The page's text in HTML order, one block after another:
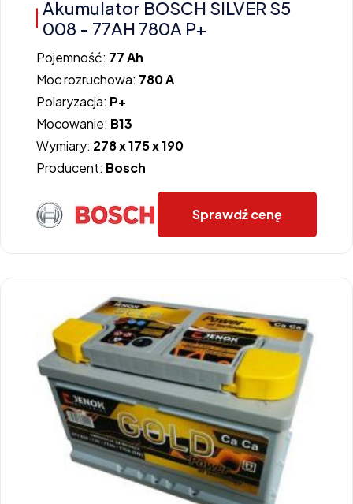
Akumulator BOSCH SILVER S5
008 - 77AH 780A P+
Pojemność: 77 Ah
Moc rozruchowa: 780 A
Polaryzacja: P+
Mocowanie: B13
Wymiary: 278 x 175 x 190
Producent: Bosch
Sprawdź cenę